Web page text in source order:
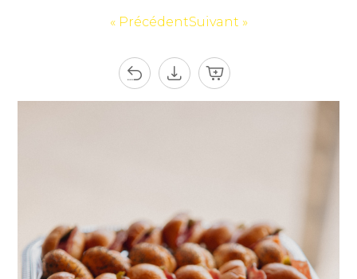
« PrécédentSuivant »